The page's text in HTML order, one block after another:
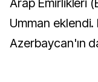
Arap Emirlikleri
Umman eklendi.
Azerbaycan'ın